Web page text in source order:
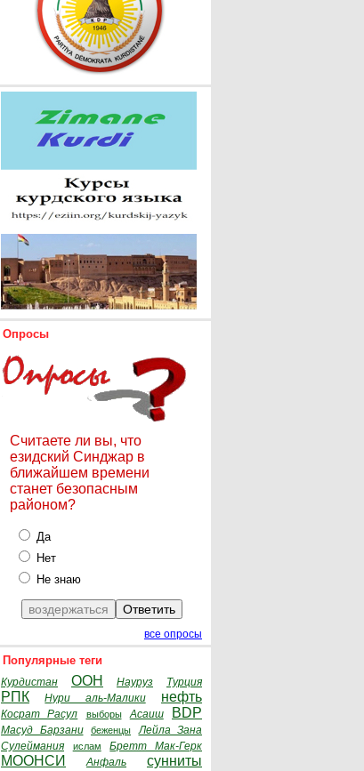
Опросы
Считаете ли вы, что
езидский Синджар в
ближайшем времени
станет безопасным
районом?
Да
Нет
Не знаю
все опросы
Популярные теги
Курдистан ООН Науруз Турция
РПК Нури аль-Малики нефть
Косрат Расул выборы Асаиш BDP
Масуд Барзани беженцы
Лейла Зана
Сулеймания
ислам Бретт Мак-Герк
МООНСИ Анфаль сунниты